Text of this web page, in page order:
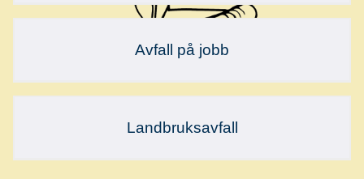
Avfall på jobb
Landbruksavfall